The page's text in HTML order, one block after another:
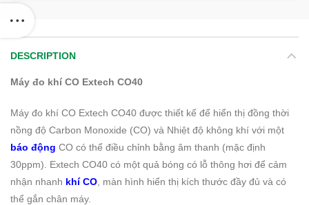
DESCRIPTION
Máy đo khí CO Extech CO40
Máy đo khí CO Extech CO40 được thiết kế để hiển thị đồng thời
nồng độ Carbon Monoxide (CO) và Nhiệt độ không khí với một
báo động CO có thể điều chỉnh bằng âm thanh (mặc định
30ppm). Extech CO40 có một quả bóng có lỗ thông hơi để cảm
nhận nhanh khí CO , màn hình hiển thị kích thước đầy đủ và có
thể gắn chân máy.